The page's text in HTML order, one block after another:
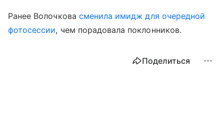
Ранее Волочкова сменила имидж для очередной
фотосессии, чем порадовала поклонников.
Поделиться